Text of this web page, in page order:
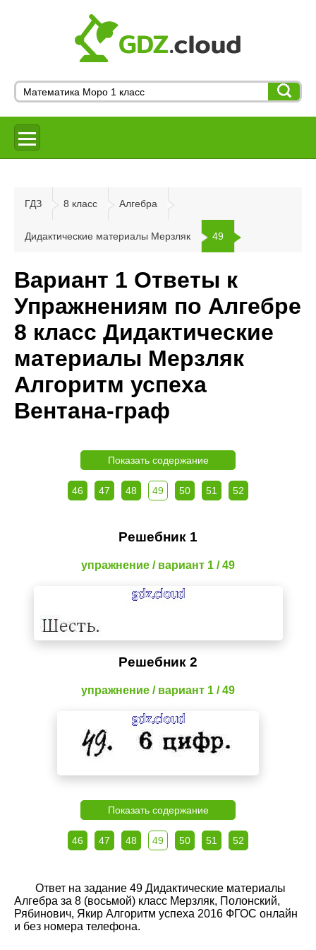
ГДЗ 8 класс Алгебра
Дидактические материалы Мерзляк 49
Вариант 1 Ответы к
Упражнениям по Алгебре
8 класс Дидактические
материалы Мерзляк
Алгоритм успеха
Вентана-граф
Показать содержание
46 47 48 49 50 51 52
Решебник 1
упражнение / вариант 1 / 49
Решебник 2
упражнение / вариант 1 / 49
Показать содержание
46 47 48 49 50 51 52
Ответ на задание 49 Дидактические материалы
Алгебра за 8 (восьмой) класс Мерзляк, Полонский,
Рябинович, Якир Алгоритм успеха 2016 ФГОС онлайн
и без номера телефона.